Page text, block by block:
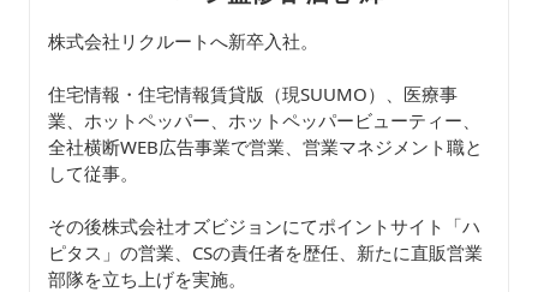
株式会社リクルートへ新卒入社。
住宅情報・住宅情報賃貸版（現SUUMO）、医療事
業、ホットペッパー、ホットペッパービューティー、
全社横断WEB広告事業で営業、営業マネジメント職と
して従事。
その後株式会社オズビジョンにてポイントサイト「ハ
ピタス」の営業、CSの責任者を歴任、新たに直販営業
部隊を立ち上げを実施。